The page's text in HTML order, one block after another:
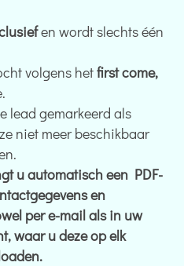
en wordt slechts één
volgens hetfirst come,
lead gemarkeerd als
niet meer beschikbaar
u automatisch een PDF-
en
per e-mail als in uw
waar u deze op elk